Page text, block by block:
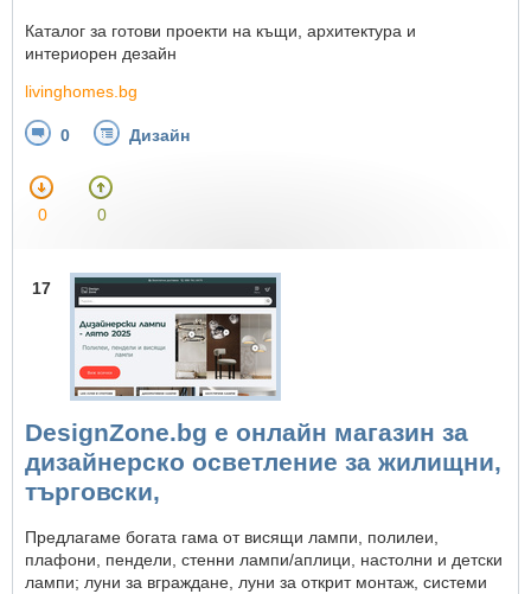
Каталог за готови проекти на къщи, архитектура и
интериорен дезайн
livinghomes.bg
0 Дизайн
0 0
17
DesignZone.bg е онлайн магазин за
дизайнерско осветление за жилищни,
търговски,
Предлагаме богата гама от висящи лампи, полилеи,
плафони, пендели, стенни лампи/аплици, настолни и детски
лампи; луни за вграждане, луни за открит монтаж, системи